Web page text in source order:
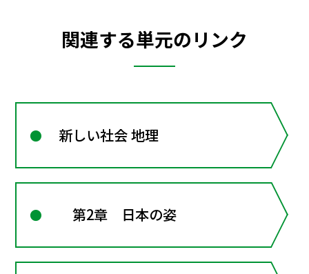
関連する単元のリンク
新しい社会 地理
第2章 日本の姿